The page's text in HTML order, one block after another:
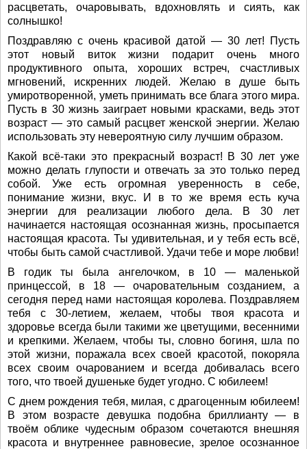
расцветать, очаровывать, вдохновлять и сиять, как
солнышко!
Поздравляю с очень красивой датой — 30 лет! Пусть
этот новый виток жизни подарит очень много
продуктивного опыта, хороших встреч, счастливых
мгновений, искренних людей. Желаю в душе быть
умиротворенной, уметь принимать все блага этого мира.
Пусть в 30 жизнь заиграет новыми красками, ведь этот
возраст — это самый расцвет женской энергии. Желаю
использовать эту невероятную силу лучшим образом.
Какой всё-таки это прекрасный возраст! В 30 лет уже
можно делать глупости и отвечать за это только перед
собой. Уже есть огромная уверенность в себе,
понимание жизни, вкус. И в то же время есть куча
энергии для реализации любого дела. В 30 лет
начинается настоящая осознанная жизнь, просыпается
настоящая красота. Ты удивительная, и у тебя есть всё,
чтобы быть самой счастливой. Удачи тебе и море любви!
В годик ты была ангелочком, в 10 — маленькой
принцессой, в 18 — очаровательным созданием, а
сегодня перед нами настоящая королева. Поздравляем
тебя с 30-летием, желаем, чтобы твоя красота и
здоровье всегда были такими же цветущими, весенними
и крепкими. Желаем, чтобы ты, словно богиня, шла по
этой жизни, поражала всех своей красотой, покоряла
всех своим очарованием и всегда добивалась всего
того, что твоей душеньке будет угодно. С юбилеем!
С днем рождения тебя, милая, с драгоценным юбилеем!
В этом возрасте девушка подобна бриллианту — в
твоём облике чудесным образом сочетаются внешняя
красота и внутреннее равновесие, зрелое осознанное